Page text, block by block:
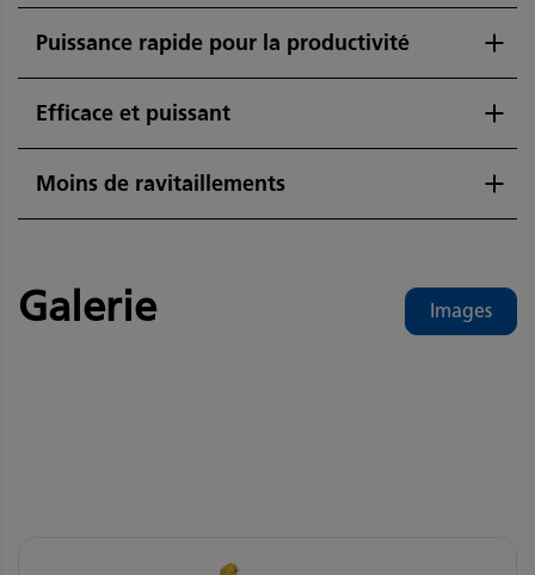
Puissance rapide pour la productivité
Efficace et puissant
Moins de ravitaillements
Galerie Images